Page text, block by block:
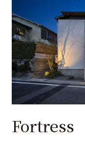
Fortress